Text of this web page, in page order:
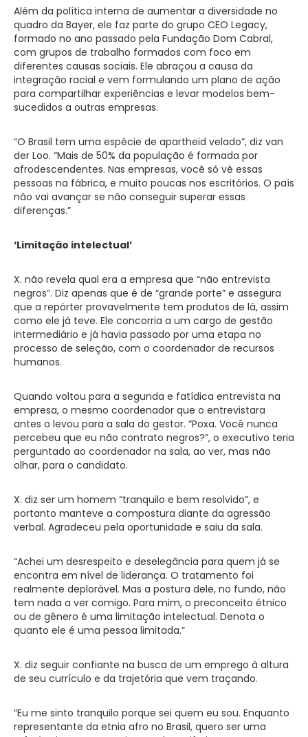
Além da política interna de aumentar a diversidade no
quadro da Bayer, ele faz parte do grupo CEO Legacy,
formado no ano passado pela Fundação Dom Cabral,
com grupos de trabalho formados com foco em
diferentes causas sociais. Ele abraçou a causa da
integração racial e vem formulando um plano de ação
para compartilhar experiências e levar modelos bem-
sucedidos a outras empresas.
“O Brasil tem uma espécie de apartheid velado”, diz van
der Loo. “Mais de 50% da população é formada por
afrodescendentes. Nas empresas, você só vê essas
pessoas na fábrica, e muito poucas nos escritórios. O país
não vai avançar se não conseguir superar essas
diferenças.”
‘Limitação intelectual’
X. não revela qual era a empresa que “não entrevista
negros”. Diz apenas que é de “grande porte” e assegura
que a repórter provavelmente tem produtos de lá, assim
como ele já teve. Ele concorria a um cargo de gestão
intermediário e já havia passado por uma etapa no
processo de seleção, com o coordenador de recursos
humanos.
Quando voltou para a segunda e fatídica entrevista na
empresa, o mesmo coordenador que o entrevistara
antes o levou para a sala do gestor. “Poxa. Você nunca
percebeu que eu não contrato negros?”, o executivo teria
perguntado ao coordenador na sala, ao ver, mas não
olhar, para o candidato.
X. diz ser um homem “tranquilo e bem resolvido”, e
portanto manteve a compostura diante da agressão
verbal. Agradeceu pela oportunidade e saiu da sala.
“Achei um desrespeito e deselegância para quem já se
encontra em nível de liderança. O tratamento foi
realmente deplorável. Mas a postura dele, no fundo, não
tem nada a ver comigo. Para mim, o preconceito étnico
ou de gênero é uma limitação intelectual. Denota o
quanto ele é uma pessoa limitada.”
X. diz seguir confiante na busca de um emprego à altura
de seu currículo e da trajetória que vem traçando.
“Eu me sinto tranquilo porque sei quem eu sou. Enquanto
representante da etnia afro no Brasil, quero ser uma